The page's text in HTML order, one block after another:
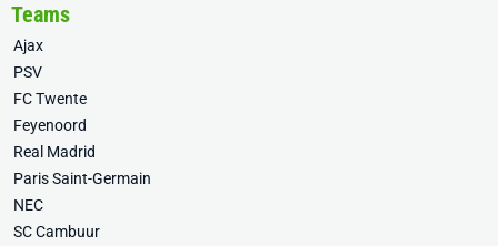
Teams
Ajax
PSV
FC Twente
Feyenoord
Real Madrid
Paris Saint-Germain
NEC
SC Cambuur